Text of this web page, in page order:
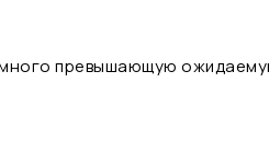
превышающую